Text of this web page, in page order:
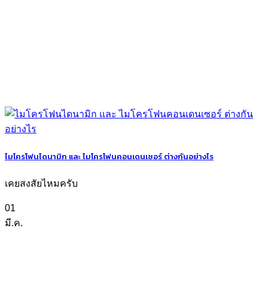
ไมโครโฟนไดนามิก และ ไมโครโฟนคอนเดนเซอร์ ต่างกันอย่างไร
เคยสงสัยไหมครับ
01
มี.ค.